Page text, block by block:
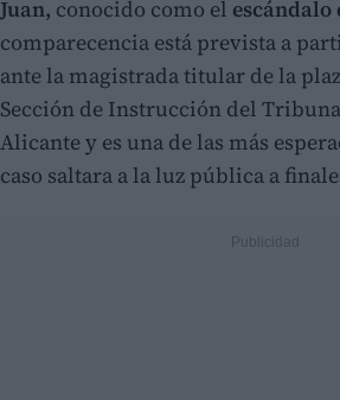
Juan, conocido como el escándalo
comparecencia está prevista a
ante la magistrada titular de la
Sección de Instrucción del
Alicante y es una de las más
caso saltara a la luz pública a